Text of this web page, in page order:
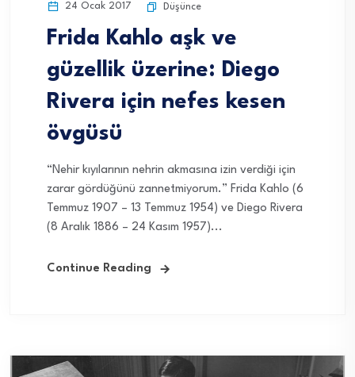
24 Ocak 2017 Düşünce
Frida Kahlo aşk ve
güzellik üzerine: Diego
Rivera için nefes kesen
övgüsü
“Nehir kıyılarının nehrin akmasına izin verdiği için
zarar gördüğünü zannetmiyorum.” Frida Kahlo (6
Temmuz 1907 – 13 Temmuz 1954) ve Diego Rivera
(8 Aralık 1886 – 24 Kasım 1957)...
Continue Reading